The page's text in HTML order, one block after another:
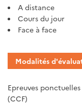
A distance
Cours du jour
Face à face
Modalités
Epreuves
(CCF)